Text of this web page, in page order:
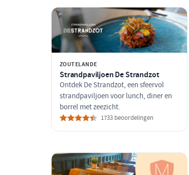
ZOUTELANDE
Strandpaviljoen De Strandzot
Ontdek De Strandzot, een sfeervol
strandpaviljoen voor lunch, diner en
borrel met zeezicht.
1733 beoordelingen